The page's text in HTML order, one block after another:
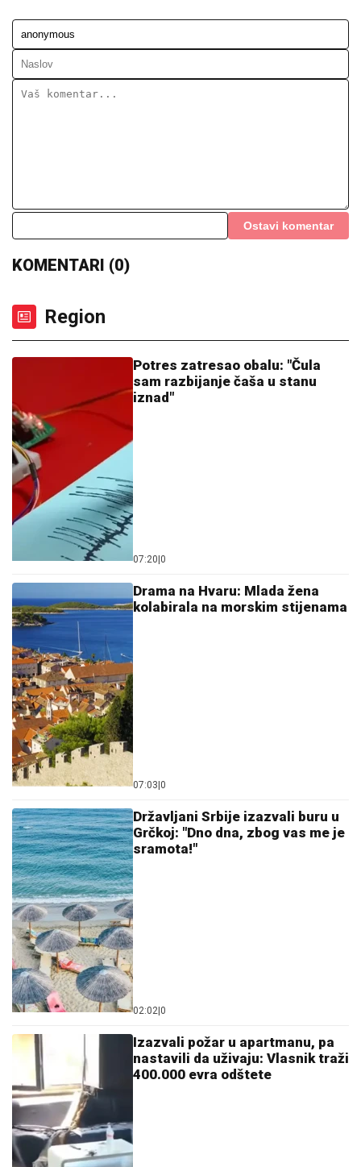
Ostavi komentar
KOMENTARI (0)
Region
Potres zatresao obalu: "Čula
sam razbijanje čaša u stanu
iznad"
07:20 0
Drama na Hvaru: Mlada žena
kolabirala na morskim stijenama
07:03 0
Državljani Srbije izazvali buru u
Grčkoj: "Dno dna, zbog vas me je
sramota!"
02:02 0
Izazvali požar u apartmanu, pa
nastavili da uživaju: Vlasnik traži
400.000 evra odštete